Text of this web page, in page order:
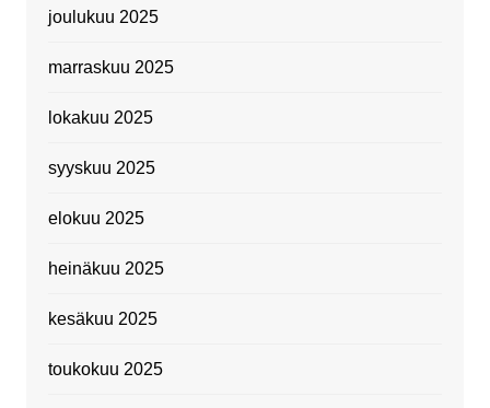
joulukuu 2025
marraskuu 2025
lokakuu 2025
syyskuu 2025
elokuu 2025
heinäkuu 2025
kesäkuu 2025
toukokuu 2025